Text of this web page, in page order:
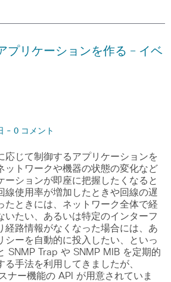
プリケーションを作る – イベ
- 0 コメント
応じて制御するアプリケーションを
ットワークや機器の状態の変化など
ーションが即座に把握したくなると
線使用率が増加したときや回線の遅
たときには、ネットワーク全体で経
いたい、あるいは特定のインターフ
経路情報がなくなった場合には、あ
シーを自動的に投入したい、といっ
SNMP Trap や SNMP MIB を定期的
る手法を利用してきましたが、
ナー機能の API が用意されていま